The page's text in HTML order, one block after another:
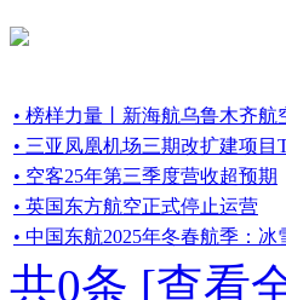
• 榜样力量丨新海航乌鲁木齐
• 三亚凤凰机场三期改扩建项
• 空客25年第三季度营收超预期
• 英国东方航空正式停止运营
• 中国东航2025年冬春航季：
共0条 [查看